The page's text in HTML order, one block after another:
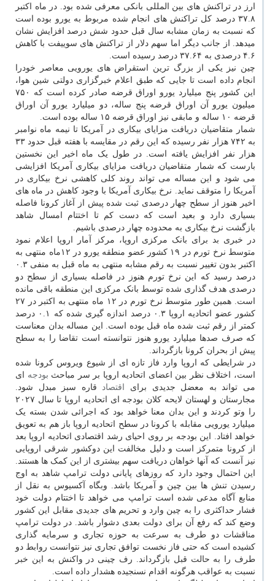
ارز در تراکنش های بین المللی بانکی معرفی شده بود. در ماه اکتبر
۳۷.۸ درصد کل تراکنش های انجام شده مربوط به یورو بوده است
که نسبت به زمان مشابه سال قبل حدود شش درصد افزایش نشان
میدهد. از جانب دیگر اما سهم دلار از تراکنش های سوییفت با کاهش
۴.۶ درصدی به ۳۷.۶۴ درصد رسیده است.
چین نیز یکی از بزرگ ترین استقراض های یورویی معاصر خودرا
انجام داده است تا جایی که طبق اعلام خبرگزاری دولتی شین هوا،
این کشور پنج میلیارد یورو اوراق قرضه صادر کرده است که ۷۵۰
میلیون یورو آن اوراق قرضه پنج ساله، دو میلیارد یورو آن اوراق
قرضه ۱۰ ساله و مابقی نیز اوراق قرضه ۱۵ ساله بوده است.
شمار متقاضیان دریافت مزایای بیکاری در آمریکا تا نیمه ماه نوامبر
به ۷۴۲ هزار نفر رسیده که این رقم در مقایسه با هفته قبل حدود ۳۳
هزار نفر افزایش یافته است. در طول یک ماه اخیر این نخستین
بارست که شمار متقاضیان دریافت مزایای بیکاری آمریکا افزایشی
می شود و این مساله می تواند روند کلی کاهشی نرخ بیکاری در
آمریکا را متوقف نماید. نرخ بیکاری آمریکا با وجود کاهش در ماه های
اخیر هنوز از سطح چهار درصدی ثبت شده پیش از آغاز کرونا فاصله
بسیاری دارد و بعید است که دست کم تا اختتام امسال شاهد
بازگشت نرخ بیکاری به محدوده چهار درصدی باشیم.
در خبری بد برای بانک مرکزی اروپا، مرکز آمار اروپا اعلام نمود
متوسط نرخ تورم در ۱۹ کشور عضو منطقه یورو در ۱۲ماه منتهی به
اکتبر بدون تغییر نسبت به رقم مشابه منتهی به ماه قبل به منفی ۰.۳
درصد رسید که این نرخ تورم هنوز در فاصله بسیاری از سطح دو
درصدی هدف گذاری شده توسط بانک مرکزی این منطقه باقی مانده
است. همین طور متوسط نرخ تورم در ۱۲ ماه منتهی به اکتبر در ۲۷
کشور عضو اتحادیه اروپا ۰.۳ درصد اندازه گیری شده که ۰.۱ درصد
کمتر از رقم ثبت شده ماه قبل بوده است. این مساله بدان معناست
که صرف صدها میلیارد یورو هنوز نتوانسته است تقاضا را به سطح
پیش از بحران کرونا بازگرداند.
در شرایطی که اروپا وارد فاز تازه ای از شیوع ویروس کرونا شده
است، اختلاف نظر بین اعضای اتحادیه اروپا بر سر مباحث بودجه ای
می تواند به معضل جدیدی برای
اقتصاد قاره سبز مبدل شود.
مجارستان و لهستان لایحه کلان بودجه ای اتحادیه اروپا تا سال ۲۰۲۷
را وتو کردند و این بدان معنا خواهد بود که اجرائی شدن بسته یک
میلیارد یورویی مقابله با کرونا در سطح اتحادیه اروپا باز هم به تعویق
خواهد افتاد. این بودجه بر روی احیای رشد اقتصادی اتحادیه اروپا بعد
از کرونا متمرکز است و دلیل مخالفت این دوکشور شرقی اروپایی
نیز آنست که آنها خواهان دریافت سهم بیشتری از این کمک ها هستند.
این احتمال وجود دارد که روزهای پایانی دولت ترامپ شاهد به اوج
رسیدن تنش ها بین چین و آمریکا باشد. وبگاه آکسیوس به نقل از
منابع آگاه مدعی شده است ترامپ می خواهد تا اختتام دولت خود
فشار حداکثری را به چین وارد و تحریم های جدیدی مقابل این کشور
وضع کند که رفع آن برای دولت بعدی دشوار باشد. در دولت ترامپ
مناقشات دو طرف به سرعت به حوزه تجاری و سرمایه گذاری
کشیده است که حتی فاز نخست توافق تجاری نیز نتوانست روابط دو
طرف را به حالت قبل بازگرداند. رف چینی در واکنش به این خبر
نسبت به عواقب هرگونه اقدام نسنجیده هشدار داده است.